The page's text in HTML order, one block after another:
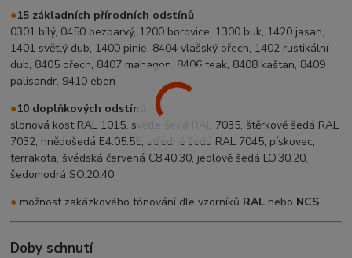
●15 základních přírodních odstínů
0301 bílý, 0450 bezbarvý, 1200 borovice, 1300 buk, 1420 jasan,
1401 světlý dub, 1400 pinie, 8404 vlašský ořech, 1402 rustikální
dub, 8405 ořech, 8407 mahagon, 8406 teak, 8408 kaštan, 8409
palisandr, 9410 eben
●10 doplňkových odstínů
slonová kost RAL 1015, světle šedá RAL 7035, štěrkově šedá RAL
7032, hnědošedá E4.05.55, středně šedá RAL 7045, pískovec,
terrakota, švédská červená C8.40.30, jedlově šedá LO.30.20,
šedomodrá SO.20.40
● možnost zakázkového tónování dle vzorníků RAL nebo NCS
Doby schnutí